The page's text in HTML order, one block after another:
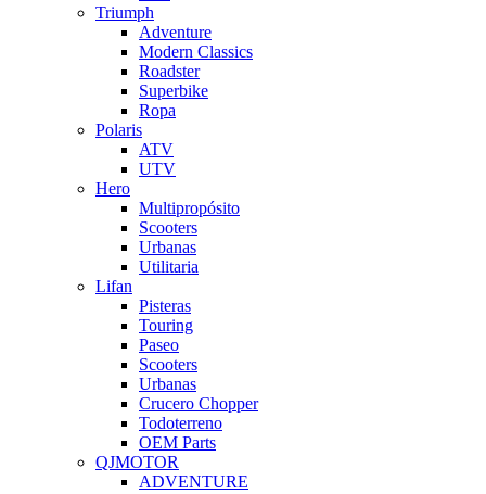
Triumph
Adventure
Modern Classics
Roadster
Superbike
Ropa
Polaris
ATV
UTV
Hero
Multipropósito
Scooters
Urbanas
Utilitaria
Lifan
Pisteras
Touring
Paseo
Scooters
Urbanas
Crucero Chopper
Todoterreno
OEM Parts
QJMOTOR
ADVENTURE